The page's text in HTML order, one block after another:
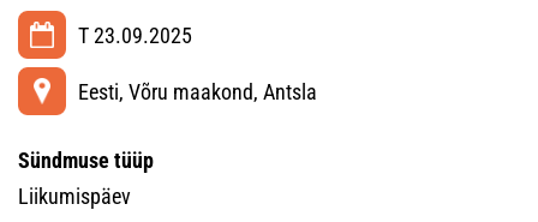
T 23.09.2025
Eesti, Võru maakond, Antsla
Sündmuse tüüp
Liikumispäev